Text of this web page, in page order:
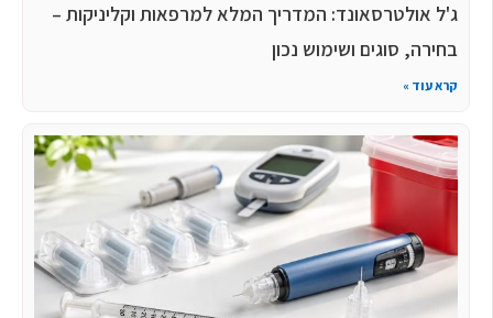
ג'ל אולטרסאונד: המדריך המלא למרפאות וקליניקות –
בחירה, סוגים ושימוש נכון
קרא עוד »